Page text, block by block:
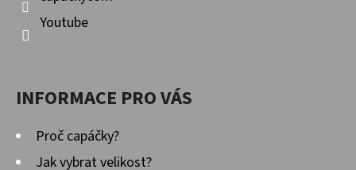
Youtube
INFORMACE PRO VÁS
Proč capáčky?
Jak vybrat velikost?